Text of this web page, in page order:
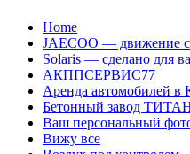
Перейти
содержанию
Home
JAECOO — движение
Solaris — сделано для
АКППСЕРВИС77
Аренда автомобилей в
Бетонный завод
Ваш персональный
Вижу все